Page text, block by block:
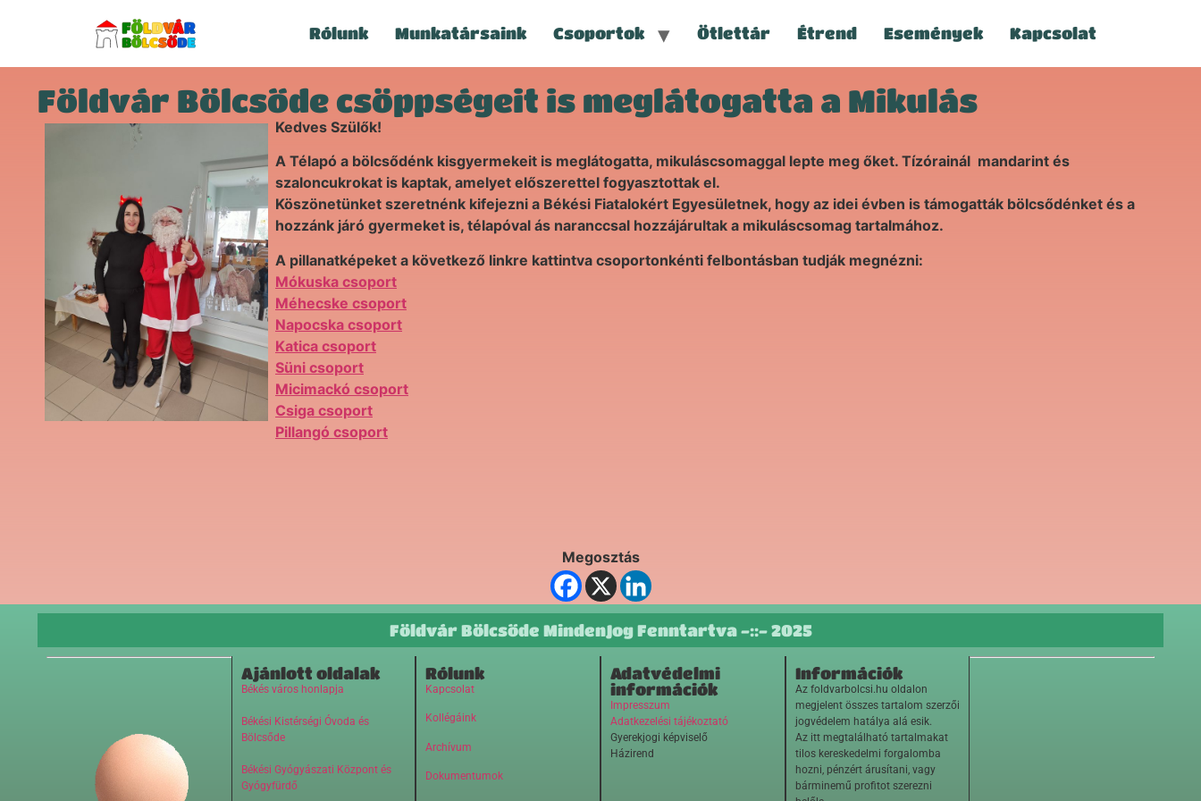
Rólunk Munkatársaink Csoportok Ötlettár Étrend Események Kapcsolat
Földvár Bölcsőde csöppségeit is meglátogatta a Mikulás
Kedves Szülők!
A Télapó a bölcsődénk kisgyermekeit is meglátogatta, mikuláscsomaggal lepte meg őket. Tízórainál mandarint és
szaloncukrokat is kaptak, amelyet előszerettel fogyasztottak el.
Köszönetünket szeretnénk kifejezni a Békési Fiatalokért Egyesületnek, hogy az idei évben is támogatták bölcsődénket és a
hozzánk járó gyermeket is, télapóval ás naranccsal hozzájárultak a mikuláscsomag tartalmához.
A pillanatképeket a következő linkre kattintva csoportonkénti felbontásban tudják megnézni:
Mókuska csoport
Méhecske csoport
Napocska csoport
Katica csoport
Süni csoport
Micimackó csoport
Csiga csoport
Pillangó csoport
Megosztás
Földvár Bölcsőde MindenJog Fenntartva -::- 2025
Ajánlott oldalak
Békés város honlapja
Békési Kistérségi Óvoda és
Bölcsőde
Békési Gyógyászati Központ és
Gyógyfürdő
Rólunk
Kapcsolat
Kollégáink
Archívum
Dokumentumok
Adatvédelmi
információk
Impresszum
Adatkezelési tájékoztató
Gyerekjogi képviselő
Házirend
Információk
Az foldvarbolcsi.hu oldalon
megjelent összes tartalom szerzői
jogvédelem hatálya alá esik.
Az itt megtalálható tartalmakat
tilos kereskedelmi forgalomba
hozni, pénzért árusítani, vagy
bárminemű profitot szerezni